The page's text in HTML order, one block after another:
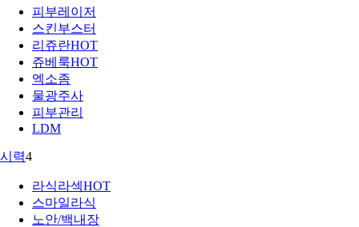
피부레이저
스킨부스터
리쥬란HOT
쥬베룩HOT
엑소좀
물광주사
피부관리
LDM
시력4
라식라섹HOT
스마일라식
노안/백내장